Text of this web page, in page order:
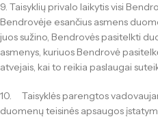
9. Taisyklių privalo laikytis visi
Bendrovėje esančius asmens
juos sužino, Bendrovės pasitelkti
asmenys, kuriuos Bendrovė
atvejais, kai to reikia paslaugai
10. Taisyklės parengtos
duomenų teisinės apsaugos